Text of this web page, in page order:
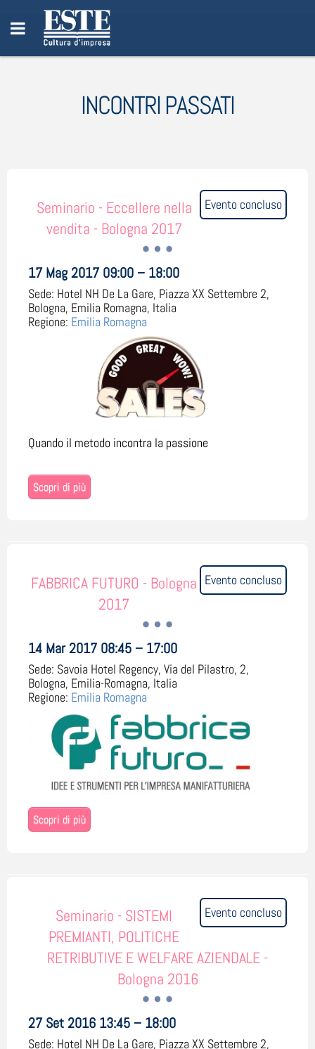
INCONTRI PASSATI
Evento concluso
Seminario - Eccellere nella
vendita - Bologna 2017
17 Mag 2017 09:00 – 18:00
Sede: Hotel NH De La Gare, Piazza XX Settembre 2,
Bologna, Emilia Romagna, Italia
Regione: Emilia Romagna
Quando il metodo incontra la passione
Scopri di più
Evento concluso
FABBRICA FUTURO - Bologna
2017
14 Mar 2017 08:45 – 17:00
Sede: Savoia Hotel Regency, Via del Pilastro, 2,
Bologna, Emilia-Romagna, Italia
Regione: Emilia Romagna
Scopri di più
Evento concluso
Seminario - SISTEMI
PREMIANTI, POLITICHE
RETRIBUTIVE E WELFARE AZIENDALE -
Bologna 2016
27 Set 2016 13:45 – 18:00
Sede: Hotel NH De La Gare, Piazza XX Settembre 2,